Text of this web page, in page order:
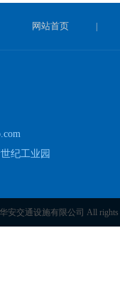
网站首页
纪工业园
安交通设施有限公司 All rights